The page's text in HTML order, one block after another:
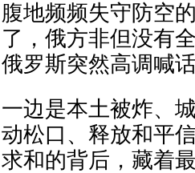
腹地频频失守防空
了，俄方非但没有
俄罗斯突然高调喊
一边是本土被炸、
动松口、释放和平
求和的背后，藏着